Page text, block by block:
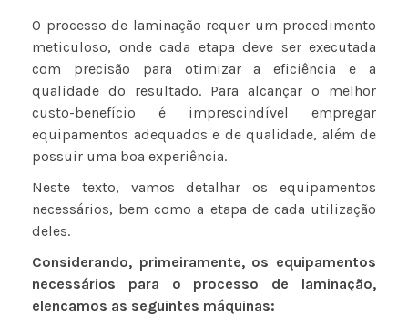
O processo de laminação requer um procedimento
meticuloso, onde cada etapa deve ser executada
com precisão para otimizar a eficiência e a
qualidade do resultado. Para alcançar o melhor
custo-benefício é imprescindível empregar
equipamentos adequados e de qualidade, além de
possuir uma boa experiência.
Neste texto, vamos detalhar os equipamentos
necessários, bem como a etapa de cada utilização
deles.
Considerando, primeiramente, os equipamentos
necessários para o processo de laminação,
elencamos as seguintes máquinas: